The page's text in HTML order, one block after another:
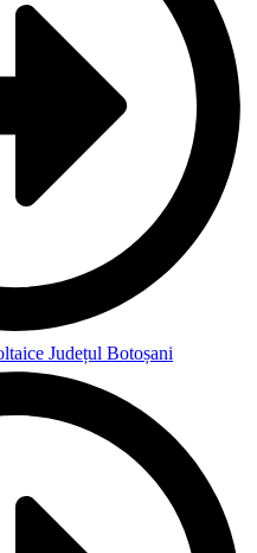
Județul Botoșani